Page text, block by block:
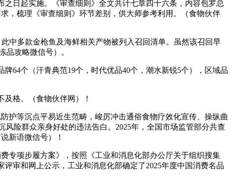
日起实施。《审查细则》全文共计七章四十六条，内容包罗总
，梳理《审查细则》环节差别，供大师参考利用。（食物伙伴
多款金枪鱼及海鲜相关产物被列入召回清单。虽然该召回早
品攻略微信号）。
64个（汗青典范19个，时代优品40个，潮水新锐5个），区域品
格。（食物伙伴网）！
等沉点平易近生范畴，峻厉冲击通俗食物疗效化宣传、操纵曲
险群众亲身好处的违法告白。2025年，全国市场监管部分共查
新语微信号）！
项步履方案》，按照《工业和消息化部办公厅关于组织搜集
审和网上公示，工业和消息化部确定了2025年度中国消费名品